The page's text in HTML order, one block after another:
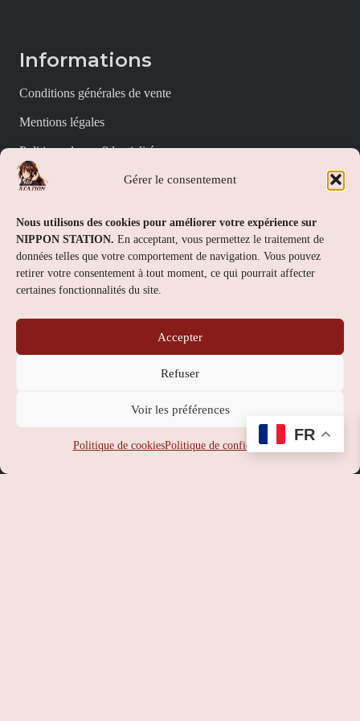
Gérer le consentement
Nous utilisons des cookies pour améliorer votre expérience sur
NIPPON STATION. En acceptant, vous permettez le traitement de
données telles que votre comportement de navigation. Vous pouvez
retirer votre consentement à tout moment, ce qui pourrait affecter
certaines fonctionnalités du site.
Accepter
Refuser
Voir les préférences
Politique de cookiesPolitique de confidentialité
Informations
Conditions générales de vente
Mentions légales
Politique de confidentialité
Politique de cookies (UE)
Nippon Station
À propos
Contact
service-client@nipponstation.fr
FR